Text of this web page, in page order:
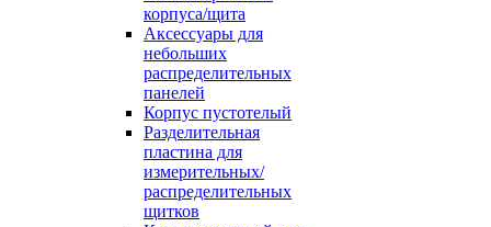
корпуса/щита
Аксессуары для
небольших
распределительных
панелей
Корпус пустотелый
Разделительная
пластина для
измерительных/
распределительных
щитков